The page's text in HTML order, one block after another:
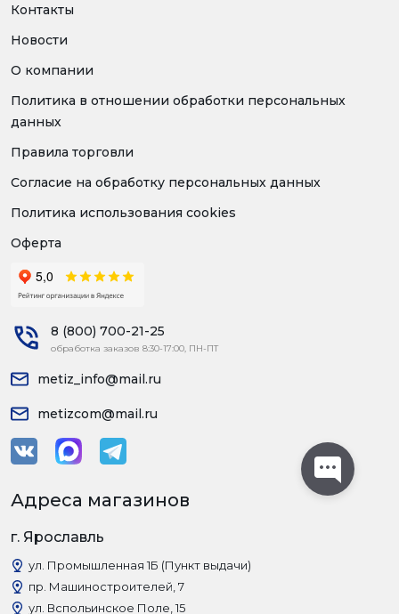
Контакты
Новости
О компании
Политика в отношении обработки персональных
данных
Правила торговли
Согласие на обработку персональных данных
Политика использования cookies
Оферта
8 (800) 700-21-25
обработка заказов 8:30-17:00, ПН-ПТ
metiz_info@mail.ru
metizcom@mail.ru
Адреса магазинов
г. Ярославль
ул. Промышленная 1Б (Пункт выдачи)
пр. Машиностроителей, 7
ул. Вспольинское Поле, 15